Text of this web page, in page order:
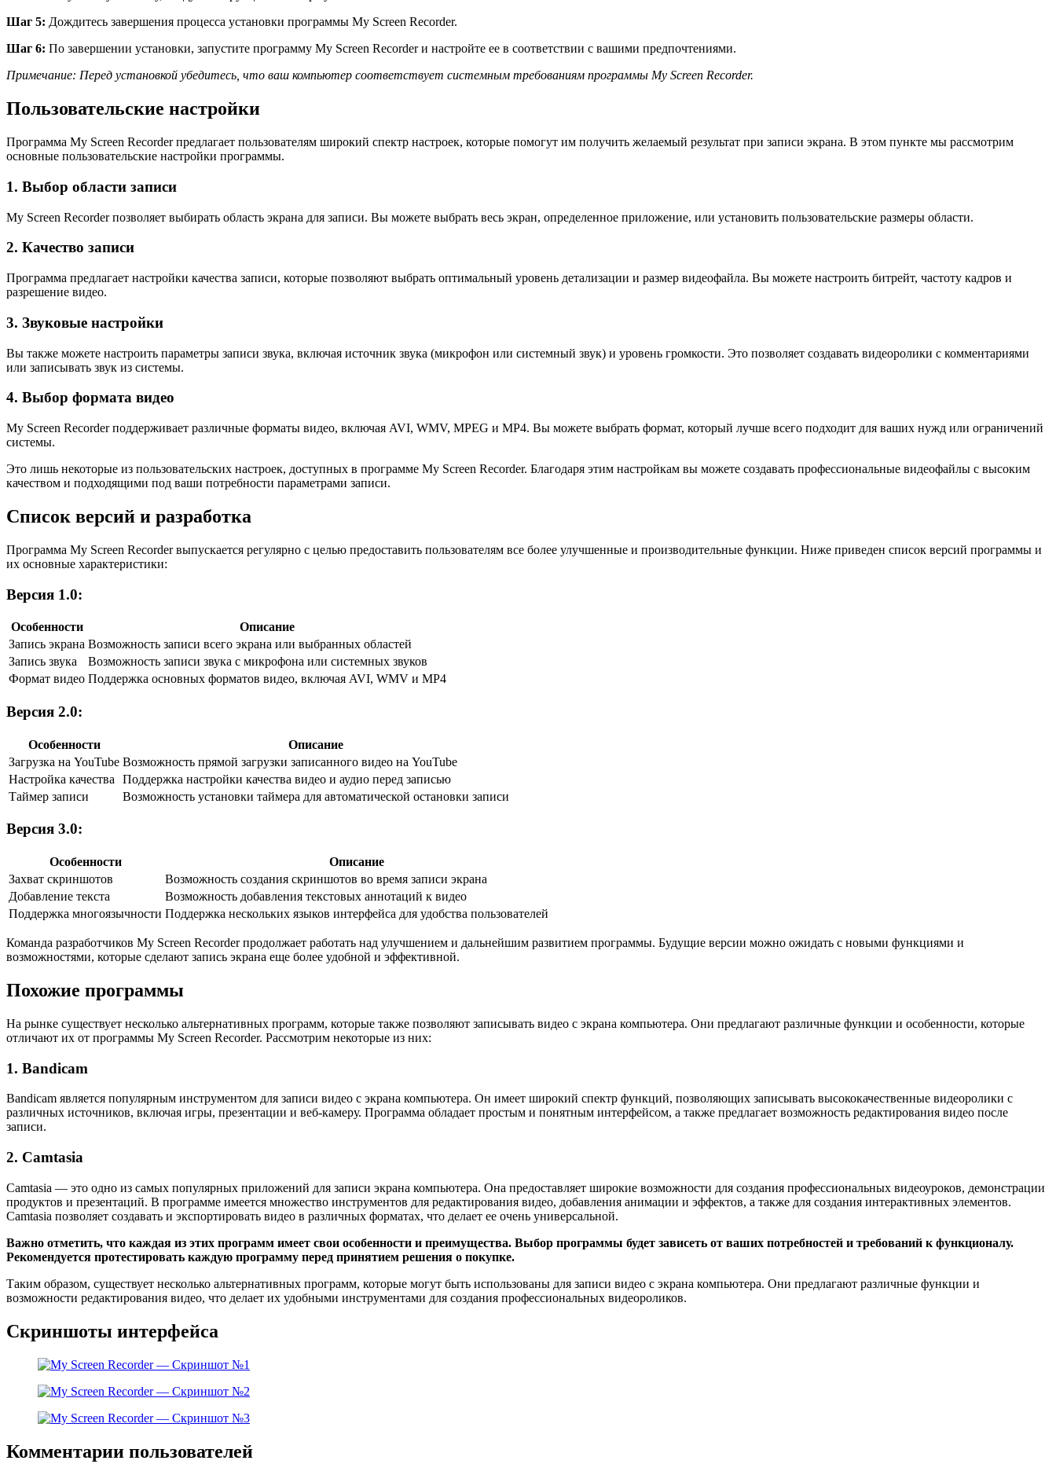
Шаг 5: Дождитесь завершения процесса установки программы My Screen Recorder.
Шаг 6: По завершении установки, запустите программу My Screen Recorder и настройте ее в соответствии с вашими предпочтениями.
Примечание: Перед установкой убедитесь, что ваш компьютер соответствует системным требованиям программы My Screen Recorder.
Пользовательские настройки
Программа My Screen Recorder предлагает пользователям широкий спектр настроек, которые помогут им получить желаемый результат при записи экрана. В этом пункте мы рассмотрим
основные пользовательские настройки программы.
1. Выбор области записи
My Screen Recorder позволяет выбирать область экрана для записи. Вы можете выбрать весь экран, определенное приложение, или установить пользовательские размеры области.
2. Качество записи
Программа предлагает настройки качества записи, которые позволяют выбрать оптимальный уровень детализации и размер видеофайла. Вы можете настроить битрейт, частоту кадров и
разрешение видео.
3. Звуковые настройки
Вы также можете настроить параметры записи звука, включая источник звука (микрофон или системный звук) и уровень громкости. Это позволяет создавать видеоролики с комментариями
или записывать звук из системы.
4. Выбор формата видео
My Screen Recorder поддерживает различные форматы видео, включая AVI, WMV, MPEG и MP4. Вы можете выбрать формат, который лучше всего подходит для ваших нужд или ограничений
системы.
Это лишь некоторые из пользовательских настроек, доступных в программе My Screen Recorder. Благодаря этим настройкам вы можете создавать профессиональные видеофайлы с высоким
качеством и подходящими под ваши потребности параметрами записи.
Список версий и разработка
Программа My Screen Recorder выпускается регулярно с целью предоставить пользователям все более улучшенные и производительные функции. Ниже приведен список версий программы и
их основные характеристики:
Версия 1.0:
Особенности
Описание
Запись экрана Возможность записи всего экрана или выбранных областей
Запись звука
Возможность записи звука с микрофона или системных звуков
Формат видео Поддержка основных форматов видео, включая AVI, WMV и MP4
Версия 2.0:
Особенности
Описание
Загрузка на YouTube Возможность прямой загрузки записанного видео на YouTube
Настройка качества
Поддержка настройки качества видео и аудио перед записью
Таймер записи
Возможность установки таймера для автоматической остановки записи
Версия 3.0:
Особенности
Описание
Захват скриншотов
Возможность создания скриншотов во время записи экрана
Добавление текста
Возможность добавления текстовых аннотаций к видео
Поддержка многоязычности Поддержка нескольких языков интерфейса для удобства пользователей
Команда разработчиков My Screen Recorder продолжает работать над улучшением и дальнейшим развитием программы. Будущие версии можно ожидать с новыми функциями и
возможностями, которые сделают запись экрана еще более удобной и эффективной.
Похожие программы
На рынке существует несколько альтернативных программ, которые также позволяют записывать видео с экрана компьютера. Они предлагают различные функции и особенности, которые
отличают их от программы My Screen Recorder. Рассмотрим некоторые из них:
1. Bandicam
Bandicam является популярным инструментом для записи видео с экрана компьютера. Он имеет широкий спектр функций, позволяющих записывать высококачественные видеоролики с
различных источников, включая игры, презентации и веб-камеру. Программа обладает простым и понятным интерфейсом, а также предлагает возможность редактирования видео после
записи.
2. Camtasia
Camtasia — это одно из самых популярных приложений для записи экрана компьютера. Она предоставляет широкие возможности для создания профессиональных видеоуроков, демонстрации
продуктов и презентаций. В программе имеется множество инструментов для редактирования видео, добавления анимации и эффектов, а также для создания интерактивных элементов.
Camtasia позволяет создавать и экспортировать видео в различных форматах, что делает ее очень универсальной.
Важно отметить, что каждая из этих программ имеет свои особенности и преимущества. Выбор программы будет зависеть от ваших потребностей и требований к функционалу.
Рекомендуется протестировать каждую программу перед принятием решения о покупке.
Таким образом, существует несколько альтернативных программ, которые могут быть использованы для записи видео с экрана компьютера. Они предлагают различные функции и
возможности редактирования видео, что делает их удобными инструментами для создания профессиональных видеороликов.
Скриншоты интерфейса
Комментарии пользователей